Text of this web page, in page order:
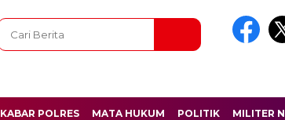
KABAR POLRES MATA HUKUM POLITIK MILITER